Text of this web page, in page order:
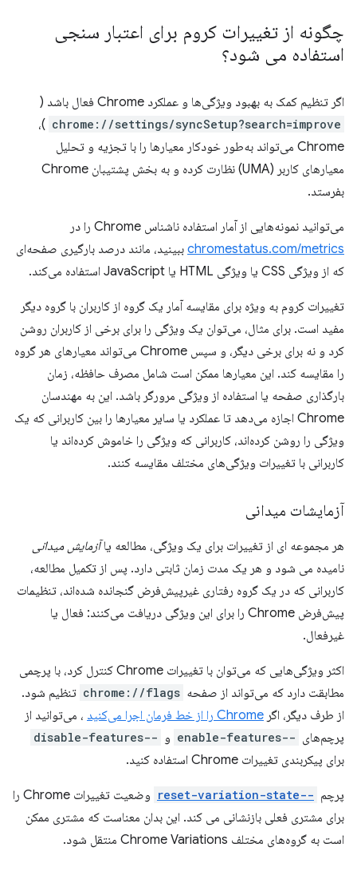
چگونه از تغییرات کروم برای اعتبار سنجی
استفاده می شود؟
اگر تنظیم کمک به بهبود ویژگی‌ها و عملکرد Chrome فعال باشد (
chrome://settings/syncSetup?search=improve )،
Chrome می‌تواند به‌طور خودکار معیارها را با تجزیه و تحلیل
معیارهای کاربر (UMA) نظارت کرده و به بخش پشتیبان Chrome
بفرستد.
می‌توانید نمونه‌هایی از آمار استفاده ناشناس Chrome را در
chromestatus.com/metrics ببینید، مانند درصد بارگیری صفحه‌ای
که از ویژگی CSS یا ویژگی HTML یا JavaScript استفاده می‌کند.
تغییرات کروم به ویژه برای مقایسه آمار یک گروه از کاربران با گروه دیگر
مفید است. برای مثال، می‌توان یک ویژگی را برای برخی از کاربران روشن
کرد و نه برای برخی دیگر، و سپس Chrome می‌تواند معیارهای هر گروه
را مقایسه کند. این معیارها ممکن است شامل مصرف حافظه، زمان
بارگذاری صفحه یا استفاده از ویژگی مرورگر باشد. این به مهندسان
Chrome اجازه می‌دهد تا عملکرد یا سایر معیارها را بین کاربرانی که یک
ویژگی را روشن کرده‌اند، کاربرانی که ویژگی را خاموش کرده‌اند یا
کاربرانی با تغییرات ویژگی‌های مختلف مقایسه کنند.
آزمایشات میدانی
هر مجموعه ای از تغییرات برای یک ویژگی، مطالعه یاآزمایش میدانی
نامیده می شود و هر یک مدت زمان ثابتی دارد. پس از تکمیل مطالعه،
کاربرانی که در یک گروه رفتاری غیرپیش‌فرض گنجانده شده‌اند، تنظیمات
پیش‌فرض Chrome را برای این ویژگی دریافت می‌کنند: فعال یا
غیرفعال.
اکثر ویژگی‌هایی که می‌توان با تغییرات Chrome کنترل کرد، با پرچمی
مطابقت دارد که می‌تواند از صفحه chrome://flags تنظیم شود.
از طرف دیگر، اگر Chrome را از خط فرمان اجرا می‌کنید
، می‌توانید از
پرچم‌های --enable-features و --disable-features
برای پیکربندی تغییرات Chrome استفاده کنید.
پرچم --reset-variation-state
وضعیت تغییرات Chrome را
برای مشتری فعلی بازنشانی می کند. این بدان معناست که مشتری ممکن
است به گروه‌های مختلف Chrome Variations منتقل شود.